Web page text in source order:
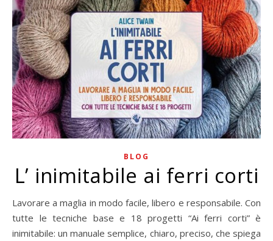
BLOG
L’ inimitabile ai ferri corti
Lavorare a maglia in modo facile, libero e responsabile. Con
tutte le tecniche base e 18 progetti “Ai ferri corti” è
inimitabile: un manuale semplice, chiaro, preciso, che spiega